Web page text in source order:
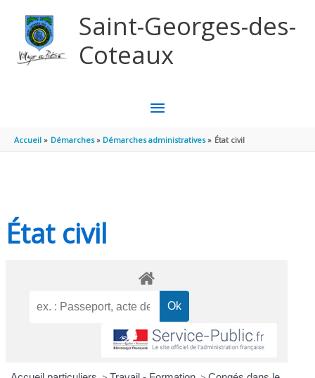
Saint-Georges-des-
Coteaux
MENU
PRINCIPAL
Accueil Démarches Démarches administratives État civil
État civil